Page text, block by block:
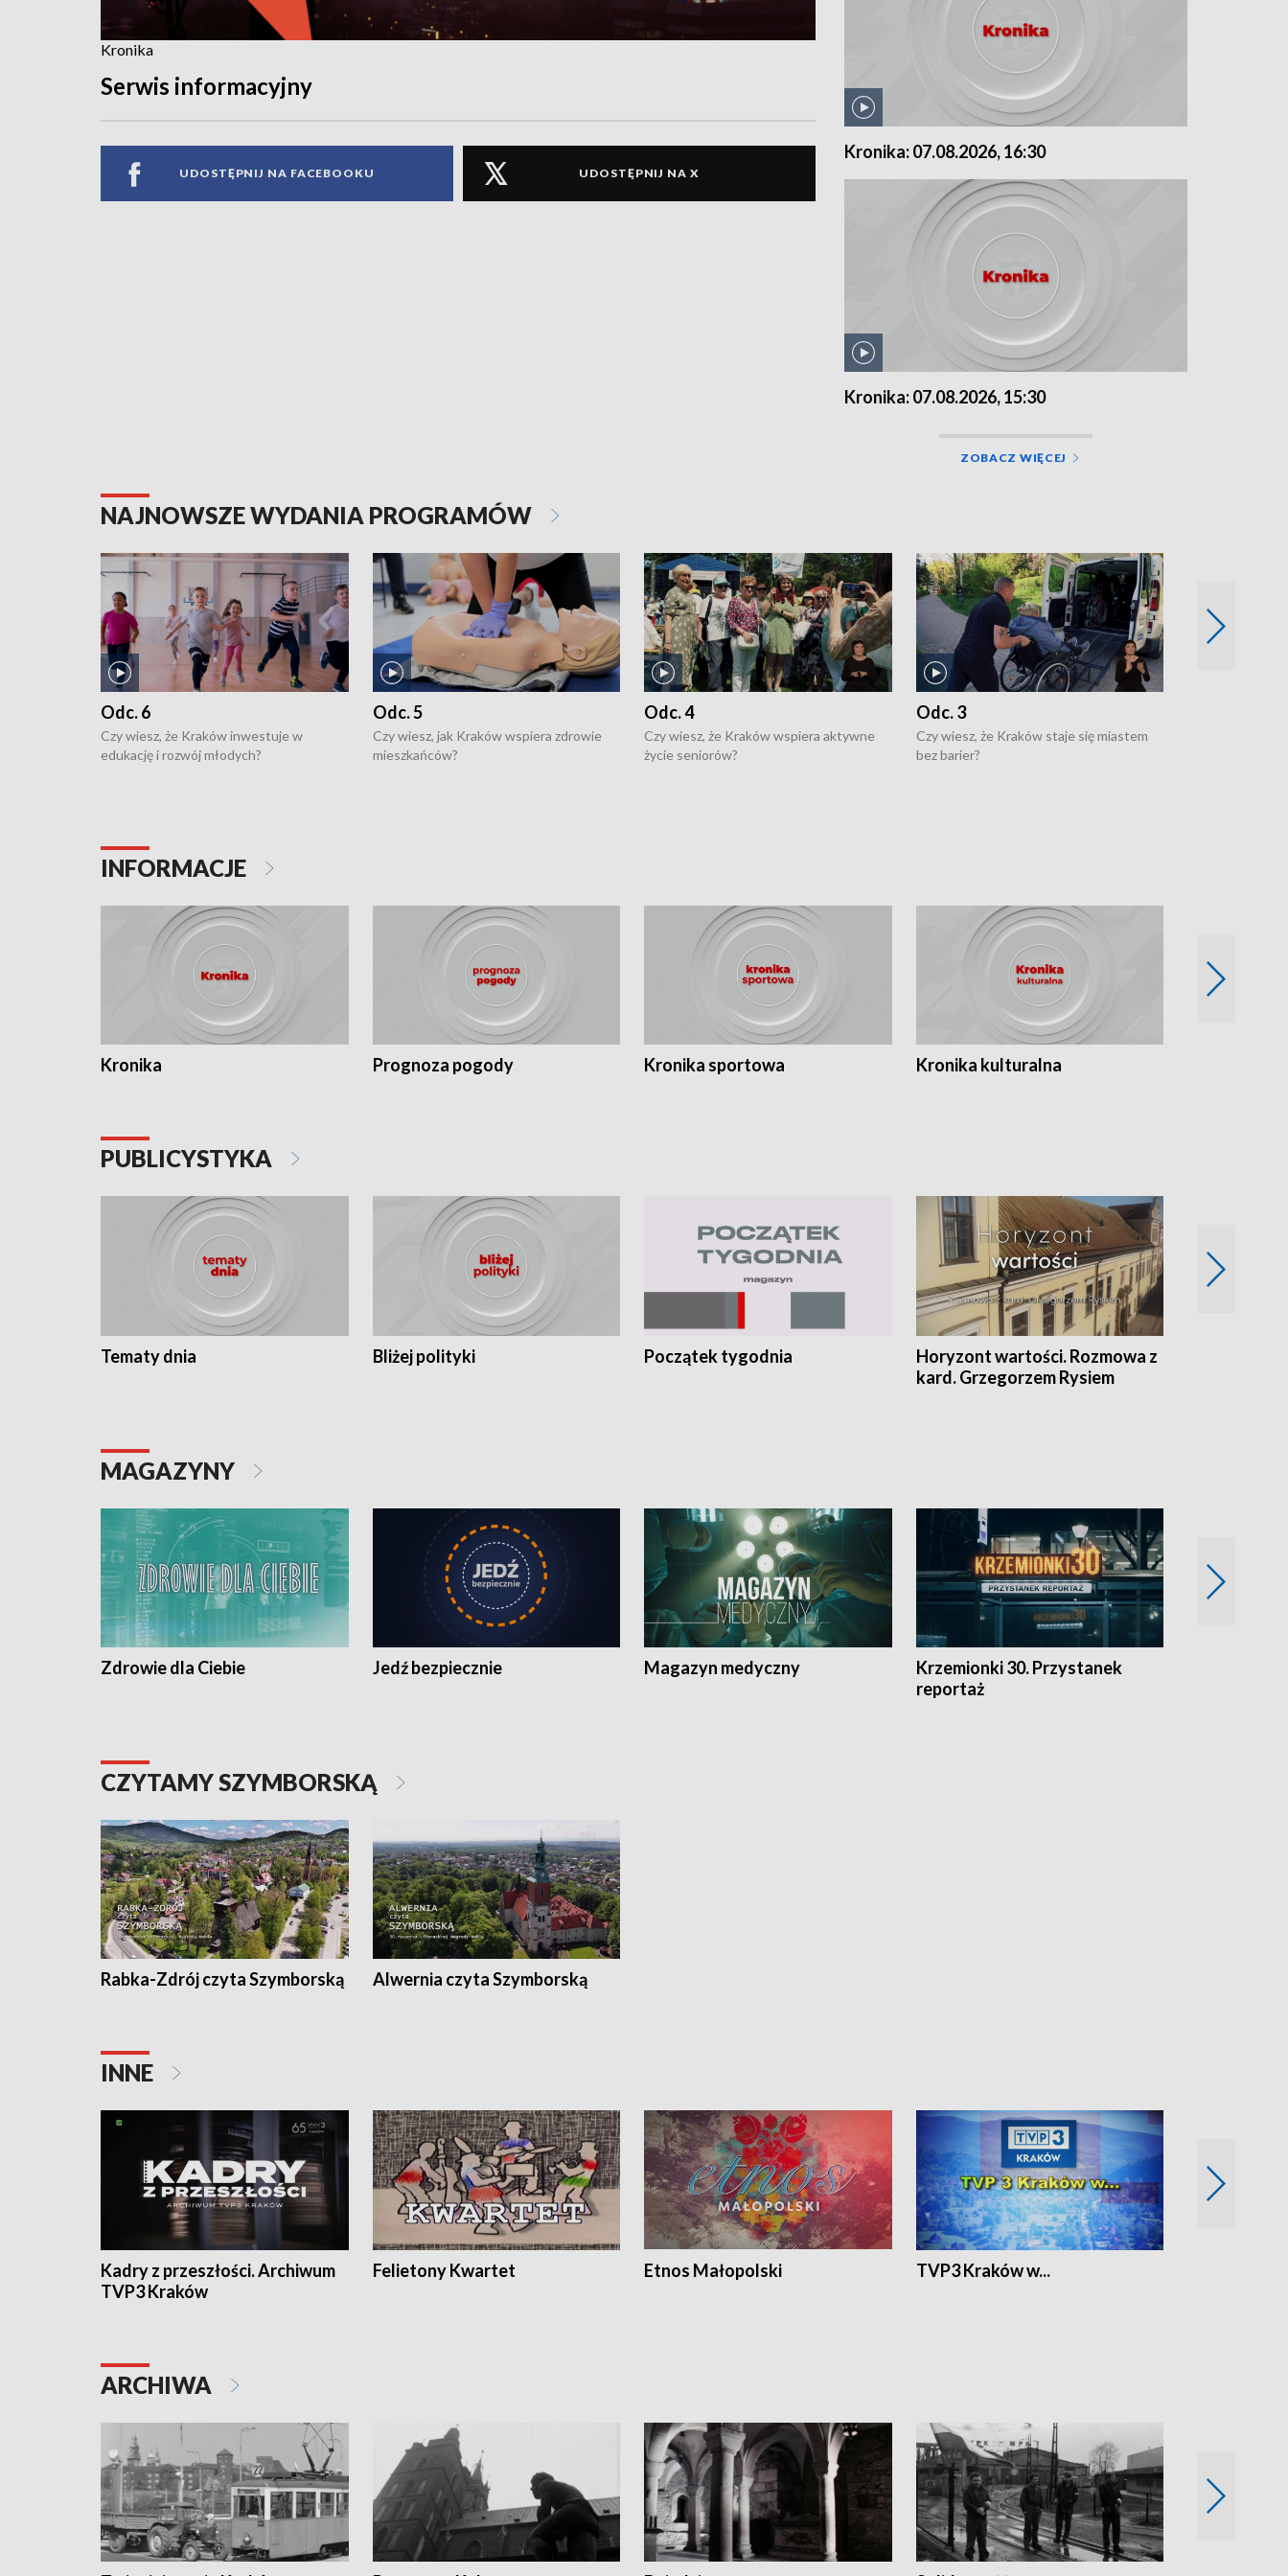
Kronika
Serwis informacyjny
UDOSTĘPNIJ NA FACEBOOKU UDOSTĘPNIJ NA X
Kronika: 07.08.2026, 16:30
Kronika: 07.08.2026, 15:30
ZOBACZ WIĘCEJ
NAJNOWSZE WYDANIA PROGRAMÓW
Odc. 6
Czy wiesz, że Kraków inwestuje w
edukację i rozwój młodych?
Odc. 5
Czy wiesz, jak Kraków wspiera zdrowie
mieszkańców?
Odc. 4
Czy wiesz, że Kraków wspiera aktywne
życie seniorów?
Odc. 3
Czy wiesz, że Kraków staje się miastem
bez barier?
INFORMACJE
Kronika Prognoza pogody Kronika sportowa Kronika kulturalna
PUBLICYSTYKA
Tematy dnia Bliżej polityki Początek tygodnia
Horyzont wartości. Rozmowa z
kard. Grzegorzem Rysiem
MAGAZYNY
Zdrowie dla Ciebie Jedź bezpiecznie Magazyn medyczny
Krzemionki 30. Przystanek
reportaż
CZYTAMY SZYMBORSKĄ
Rabka-Zdrój czyta Szymborską Alwernia czyta Szymborską
INNE
Kadry z przeszłości. Archiwum
TVP3 Kraków
Felietony Kwartet Etnos Małopolski TVP3 Kraków w...
ARCHIWA